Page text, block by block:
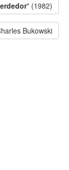
" (1982)
Bukowski